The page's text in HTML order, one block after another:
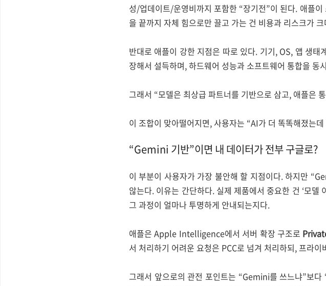
성/업데이트/운영비까지 포함한 “장기전”이 된다. 애플
을 끝까지 자체 힘으로만 끌고 가는 건 비용과 리스크가
반대로 애플이 강한 지점은 따로 있다. 기기, OS, 앱 생
장해서 설득하며, 하드웨어 성능과 소프트웨어 통합을 동
그래서 “모델은 최상급 파트너를 기반으로 삼고, 애플은
이 조합이 맞아떨어지면, 사용자는 “AI가 더 똑똑해졌는
“Gemini 기반”이면 내 데이터가 전부 구글로?
이 부분이 사용자가 가장 불안해 할 지점이다. 하지만
않는다. 이유는 간단하다. 실제 제품에서 중요한 건 ‘모
그 과정이 얼마나 투명하게 안내되는지다.
애플은 Apple Intelligence에서 서버 확장 구조로
서 처리하기 어려운 요청은 PCC로 넘겨 처리하되, 프라
그래서 앞으로의 관전 포인트는 “Gemini를 쓰느냐”보